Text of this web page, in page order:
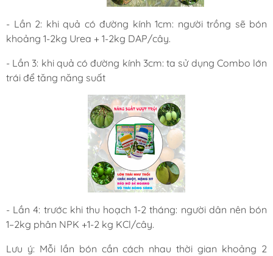
- Lần 2: khi quả có đường kính 1cm: người trồng sẽ bón
khoảng 1-2kg Urea + 1-2kg DAP/cây.
- Lần 3: khi quả có đường kính 3cm: ta sử dụng Combo lớn
trái để tăng năng suất
- Lần 4: trước khi thu hoạch 1-2 tháng: người dân nên bón
1–2kg phân NPK +1-2 kg KCl/cây.
Lưu ý: Mỗi lần bón cần cách nhau thời gian khoảng 2